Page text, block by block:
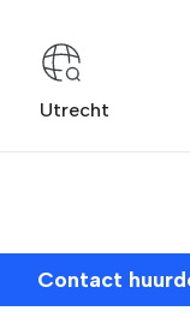
Utrecht
Contact